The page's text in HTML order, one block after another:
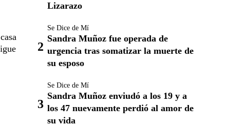
Lizarazo
Se Dice de Mí
Sandra Muñoz fue operada de
urgencia tras somatizar la muerte de
su esposo
Se Dice de Mí
Sandra Muñoz enviudó a los 19 y a
los 47 nuevamente perdió al amor de
su vida